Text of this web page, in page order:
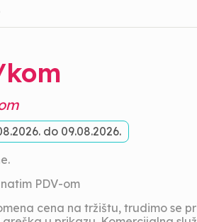
kom
do 09.08.2026.
PDV-om
cena na tržištu, trudimo se